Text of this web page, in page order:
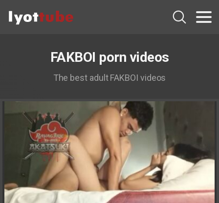
FAKBOI porn videos
The best adult FAKBOI videos